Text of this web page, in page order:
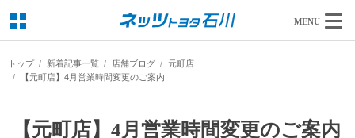
MENU
トップ 新着記事一覧 店舗ブログ
元町店
【元町店】4月営業時間変更のご案内
【元町店】4月営業時間変更のご案内